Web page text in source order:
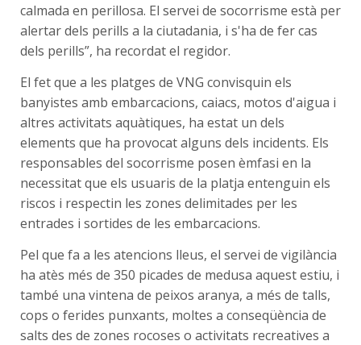
calmada en perillosa. El servei de socorrisme està per
alertar dels perills a la ciutadania, i s'ha de fer cas
dels perills”, ha recordat el regidor.
El fet que a les platges de VNG convisquin els
banyistes amb embarcacions, caiacs, motos d'aigua i
altres activitats aquàtiques, ha estat un dels
elements que ha provocat alguns dels incidents. Els
responsables del socorrisme posen èmfasi en la
necessitat que els usuaris de la platja entenguin els
riscos i respectin les zones delimitades per les
entrades i sortides de les embarcacions.
Pel que fa a les atencions lleus, el servei de vigilància
ha atès més de 350 picades de medusa aquest estiu, i
també una vintena de peixos aranya, a més de talls,
cops o ferides punxants, moltes a conseqüència de
salts des de zones rocoses o activitats recreatives a